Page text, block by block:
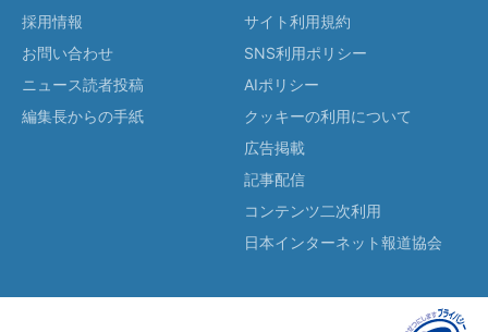
採用情報
お問い合わせ
ニュース読者投稿
編集長からの手紙
サイト利用規約
SNS利用ポリシー
AIポリシー
クッキーの利用について
広告掲載
記事配信
コンテンツ二次利用
日本インターネット報道協会